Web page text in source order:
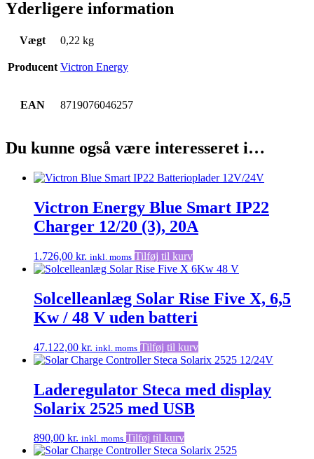
Yderligere information
Vægt 0,22 kg
Producent Victron Energy
EAN 8719076046257
Du kunne også være interesseret i…
Victron Energy Blue Smart IP22
Charger 12/20 (3), 20A
1.726,00 kr. inkl. moms Tilføj til kurv
Solcelleanlæg Solar Rise Five X, 6,5
Kw / 48 V uden batteri
47.122,00 kr. inkl. moms Tilføj til kurv
Laderegulator Steca med display
Solarix 2525 med USB
890,00 kr. inkl. moms Tilføj til kurv